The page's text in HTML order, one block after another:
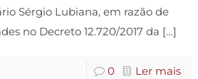
Sérgio Lubiana, em razão de
no Decreto 12.720/2017 da […]
0 Ler mais